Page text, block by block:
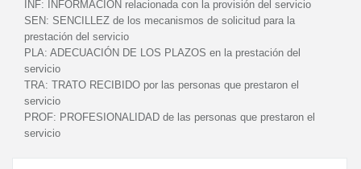
INF:
INFORMACIÓN relacionada con la provisión del servicio
SEN: SENCILLEZ de los mecanismos de solicitud para la
prestación del servicio
PLA: ADECUACIÓN DE LOS PLAZOS en la prestación del
servicio
TRA: TRATO RECIBIDO por las personas que prestaron el
servicio
PROF: PROFESIONALIDAD de las personas que prestaron el
servicio